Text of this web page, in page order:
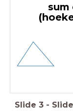
sum
Slide 3 - Slide